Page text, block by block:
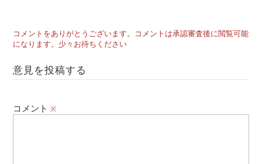
コメントをありがとうございます。コメントは承認審査後に閲覧可能
になります。少々お待ちください
意見を投稿する
コメント※